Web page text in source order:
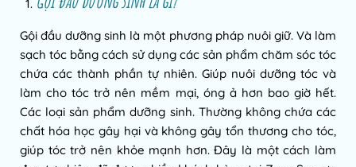
Gội đầu dưỡng sinh là một phương pháp nuôi giữ. Và làm
sạch tóc bằng cách sử dụng các sản phẩm chăm sóc tóc
chứa các thành phần tự nhiên. Giúp nuôi dưỡng tóc và
làm cho tóc trở nên mềm mại, óng ả hơn bao giờ hết.
Các loại sản phẩm dưỡng sinh. Thường không chứa các
chất hóa học gây hại và không gây tổn thương cho tóc,
giúp tóc trở nên khỏe mạnh hơn. Đây là một cách làm